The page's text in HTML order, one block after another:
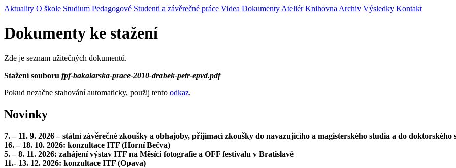
Aktuality O škole Studium Pedagogové Studenti a závěrečné práce Videa Dokumenty Ateliér Knihovna Archiv Výsledky Kontakt
Dokumenty ke stažení
Zde je seznam užitečných dokumentů.
Stažení souboru fpf-bakalarska-prace-2010-drabek-petr-epvd.pdf
Pokud nezačne stahování automaticky, použij tento odkaz.
Novinky
7. – 11. 9. 2026 – státní závěrečné zkoušky a obhajoby, přijímací zkoušky do navazujícího a magisterského studia a do doktorského
16. – 18. 10. 2026: konzultace ITF (Horní Bečva)
5. – 8. 11. 2026: zahájení výstav ITF na Měsíci fotografie a OFF festivalu v Bratislavě
11.- 13. 12. 2026: konzultace ITF (Opava)